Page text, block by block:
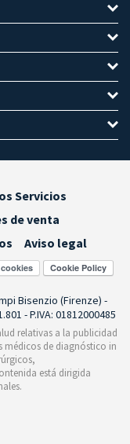
Servicios
de venta
Aviso legal
Bisenzio (Firenze) -
- P.IVA: 01812000485
relativas a la publicidad
médicos de diagnóstico in
está dirigida